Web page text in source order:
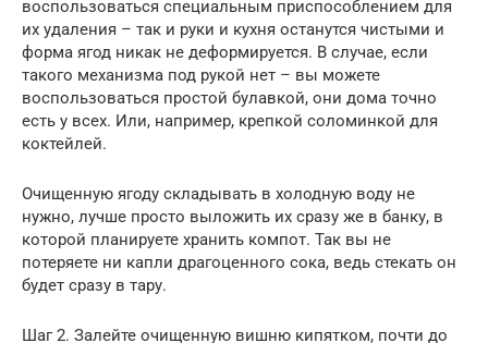
воспользоваться специальным приспособлением для
их удаления – так и руки и кухня останутся чистыми и
форма ягод никак не деформируется. В случае, если
такого механизма под рукой нет – вы можете
воспользоваться простой булавкой, они дома точно
есть у всех. Или, например, крепкой соломинкой для
коктейлей.
Очищенную ягоду складывать в холодную воду не
нужно, лучше просто выложить их сразу же в банку, в
которой планируете хранить компот. Так вы не
потеряете ни капли драгоценного сока, ведь стекать он
будет сразу в тару.
Шаг 2. Залейте очищенную вишню кипятком, почти до